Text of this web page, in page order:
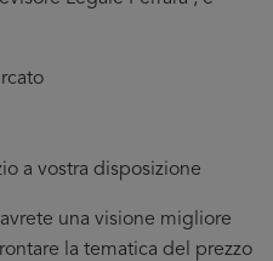
a vostra disposizione
una visione migliore
la tematica del prezzo